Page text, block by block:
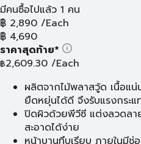
มีคนซื้อไปแล้ว 1 คน
฿ 2,890 /Each
฿ 4,690
ราคาสุดท้าย*
฿2,609.30 /Each
ผลิตจากไม้พลาสวู้ด เนื้อแ
ยืดหยุ่นได้ดี จึงรับแรงกระแ
ปิดผิวด้วยพีวีซี แต่งลวดลา
สะอาดได้ง่าย
หน้าบานทึบเรียบ ภายในมีช่